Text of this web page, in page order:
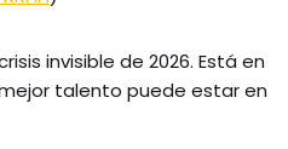
invisible de 2026. Está en
talento puede estar en